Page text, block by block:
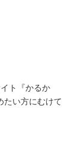
ト『かるか
たい方にむけて